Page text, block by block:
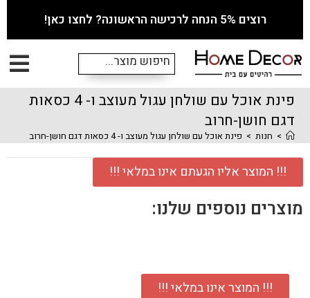
רוצים 5% הנחה לרכישה הראשונה? לחצו כאן!
פינת אוכל עם שולחן עגול מעוצב ו- 4 כסאות
דגם חושן-חרוב
> חנות > פינת אוכל עם שולחן עגול מעוצב ו- 4 כסאות דגם חושן-חרוב
!!! המוצר אליו הגעתם אינו במלאי !!!
מוצרים נוספים שלנו:
!!! המוצר אינו במלאי !!!